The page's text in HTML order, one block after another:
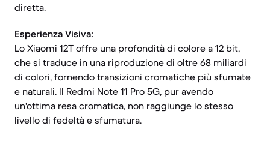
diretta.
Esperienza Visiva:
Lo Xiaomi 12T offre una profondità di colore a 12 bit,
che si traduce in una riproduzione di oltre 68 miliardi
di colori, fornendo transizioni cromatiche più sfumate
e naturali. Il Redmi Note 11 Pro 5G, pur avendo
un'ottima resa cromatica, non raggiunge lo stesso
livello di fedeltà e sfumatura.